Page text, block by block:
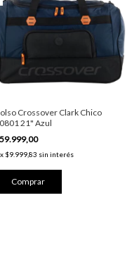
Crossover Clark Chico
21" Azul
x $9.999,83 sin interés